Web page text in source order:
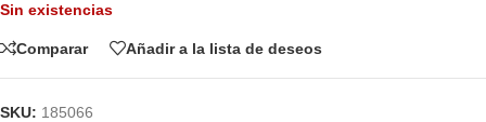
Sin existencias
Comparar Añadir a la lista de deseos
SKU: 185066